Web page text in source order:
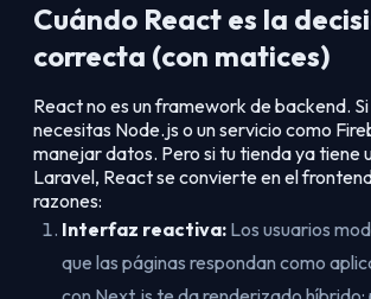
Cuándo React es la
correcta (con matices)
React no es un framework de backend. Si
necesitas Node.js o un servicio como
manejar datos. Pero si tu tienda ya tiene
Laravel, React se convierte en el
razones:
Interfaz reactiva: Los usuarios
que las páginas respondan como